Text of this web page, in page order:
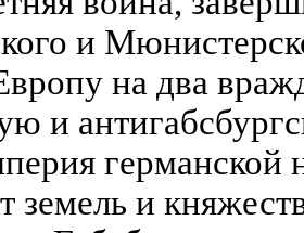
и
на два
и
германской
земель и